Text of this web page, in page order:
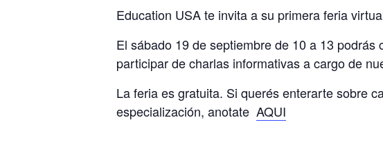
Education USA te invita a su primera feria
El sábado 19 de septiembre de 10 a 13
participar de charlas informativas a cargo de
La feria es gratuita. Si querés enterarte sobre
especialización, anotate AQUI